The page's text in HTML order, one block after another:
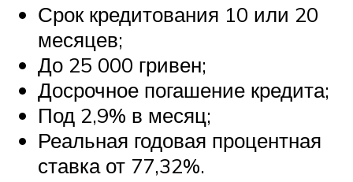
Срок кредитования 10 или 20
месяцев;
До 25 000 гривен;
Досрочное погашение кредита;
Под 2,9% в месяц;
Реальная годовая процентная
ставка от 77,32%.